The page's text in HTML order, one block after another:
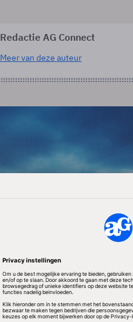
Redactie AG Connect
Meer van deze auteur